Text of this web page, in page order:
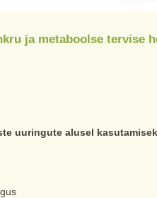
ja metaboolse tervise
uuringute alusel